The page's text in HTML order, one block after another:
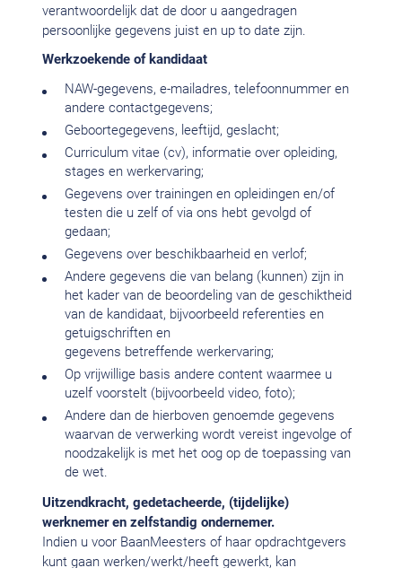
verantwoordelijk dat de door u aangedragen
persoonlijke gegevens juist en up to date zijn.
Werkzoekende of kandidaat
NAW-gegevens, e-mailadres, telefoonnummer en
andere contactgegevens;
Geboortegegevens, leeftijd, geslacht;
Curriculum vitae (cv), informatie over opleiding,
stages en werkervaring;
Gegevens over trainingen en opleidingen en/of
testen die u zelf of via ons hebt gevolgd of
gedaan;
Gegevens over beschikbaarheid en verlof;
Andere gegevens die van belang (kunnen) zijn in
het kader van de beoordeling van de geschiktheid
van de kandidaat, bijvoorbeeld referenties en
getuigschriften en
gegevens betreffende werkervaring;
Op vrijwillige basis andere content waarmee u
uzelf voorstelt (bijvoorbeeld video, foto);
Andere dan de hierboven genoemde gegevens
waarvan de verwerking wordt vereist ingevolge of
noodzakelijk is met het oog op de toepassing van
de wet.
Uitzendkracht, gedetacheerde, (tijdelijke)
werknemer en zelfstandig ondernemer.
Indien u voor BaanMeesters of haar opdrachtgevers
kunt gaan werken/werkt/heeft gewerkt, kan